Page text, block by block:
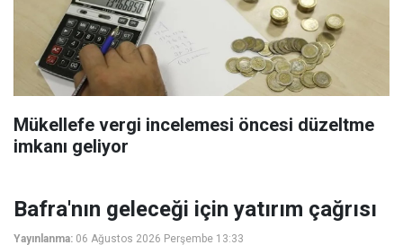
Mükellefe vergi incelemesi öncesi düzeltme
imkanı geliyor
Bafra'nın geleceği için yatırım çağrısı
Yayınlanma: 06 Ağustos 2026 Perşembe 13:33